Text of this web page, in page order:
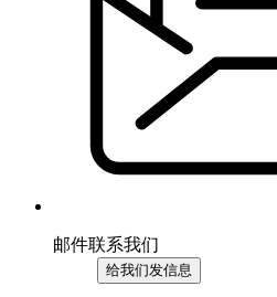
邮件联系我们
给我们发信息